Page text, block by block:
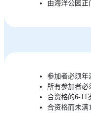
由海洋公园正
参加者必须年
所有参加者必
合资格的6-11
合资格而未满